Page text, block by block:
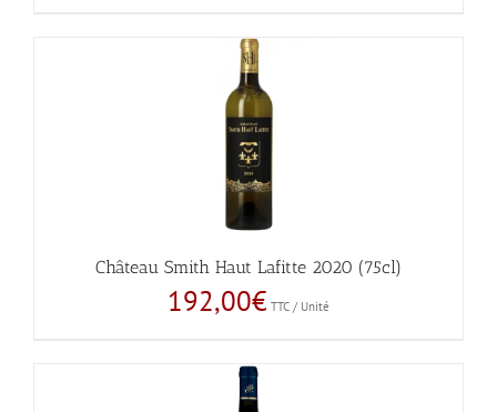
Château Smith Haut Lafitte 2020 (75cl)
192,00€ TTC / Unité